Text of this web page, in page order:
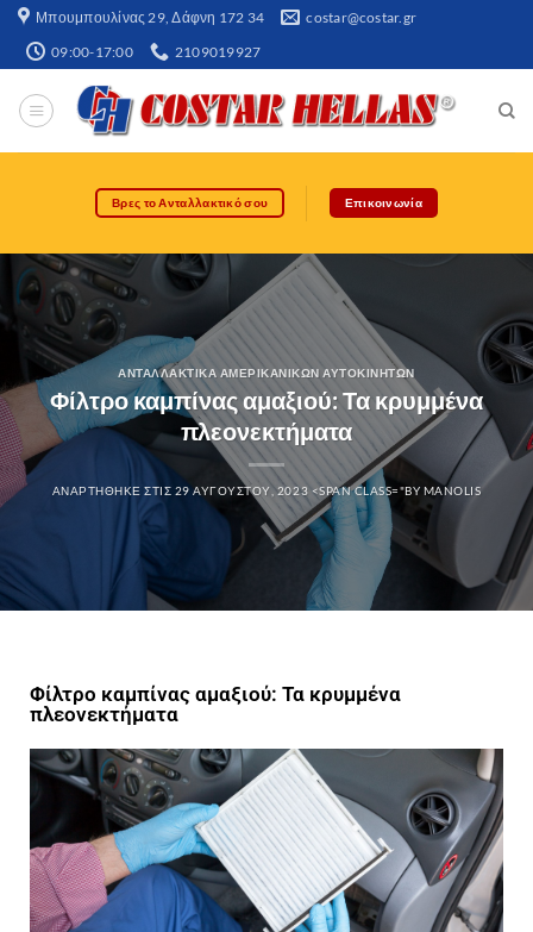
Μπουμπουλίνας 29, Δάφνη 172 34​ costar@costar.gr
09:00-17:00 2109019927
Βρες το Ανταλλακτικό σου Επικοινωνία
ΑΝΤΑΛΛΑΚΤΙΚΆ ΑΜΕΡΙΚΆΝΙΚΩΝ ΑΥΤΟΚΙΝΉΤΩΝ
Φίλτρο καμπίνας αμαξιού: Τα κρυμμένα
πλεονεκτήματα
ΑΝΑΡΤΉΘΗΚΕ ΣΤΙΣ 29 ΑΥΓΟΎΣΤΟΥ, 2023 <SPAN CLASS="BY MANOLIS
Φίλτρο καμπίνας αμαξιού: Τα κρυμμένα
πλεονεκτήματα